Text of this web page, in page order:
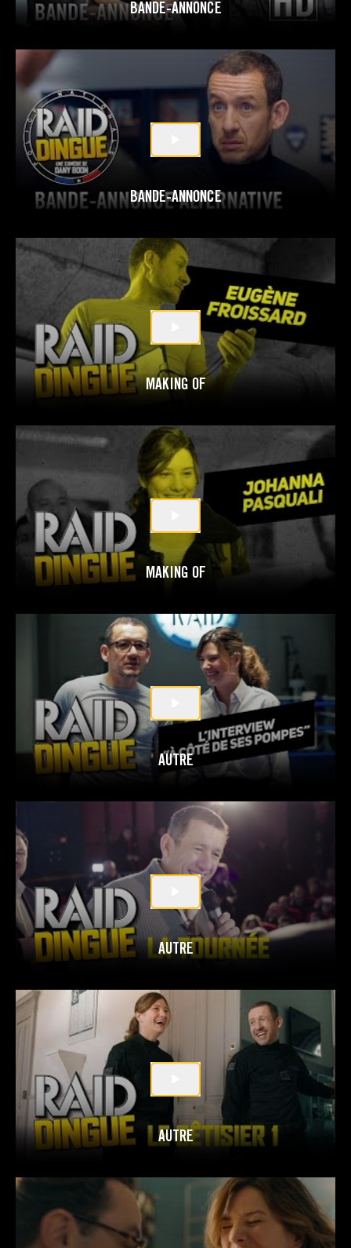
BANDE-ANNONCE
BANDE-ANNONCE
MAKING OF
MAKING OF
AUTRE
AUTRE
AUTRE